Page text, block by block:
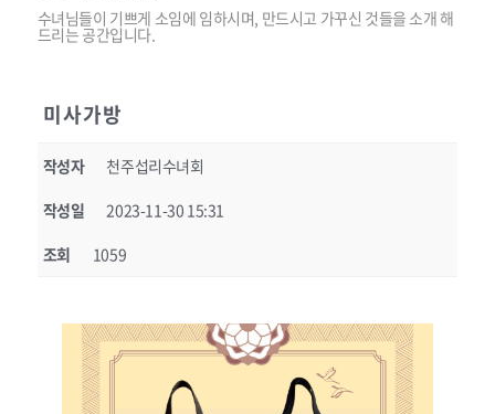
수녀님들이 기쁘게 소임에 임하시며, 만드시고 가꾸신 것들을 소개 해
드리는 공간입니다.
미사가방
작성자
천주섭리수녀회
작성일
2023-11-30 15:31
조회
1059